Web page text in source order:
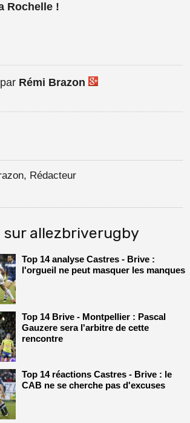
Rochelle !
Rémi Brazon
Rédacteur
sur allezbriverugby
Top 14 analyse Castres - Brive :
l'orgueil ne peut masquer les manques
Top 14 Brive - Montpellier : Pascal
Gauzere sera l'arbitre de cette
rencontre
Top 14 réactions Castres - Brive : le
CAB ne se cherche pas d'excuses